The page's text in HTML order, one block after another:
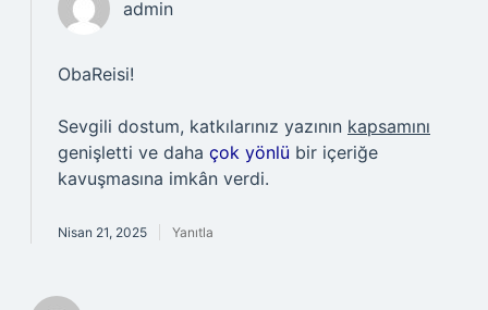
admin
ObaReisi!
Sevgili dostum, katkılarınız yazının kapsamını
genişletti ve daha çok yönlü bir içeriğe
kavuşmasına imkân verdi.
Nisan 21, 2025 Yanıtla